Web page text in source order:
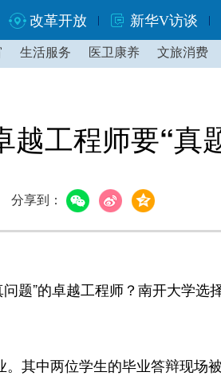
改革开放 新华V访谈
生活服务 医卫康养 文旅消费
工程师要“真
分享到：
”的卓越工程师？南开大学选
其中两位学生的毕业答辩现场